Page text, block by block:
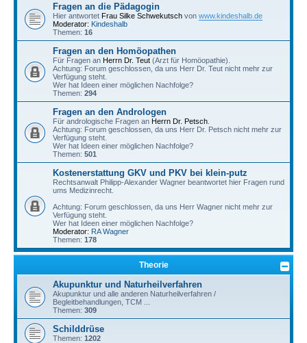
Fragen an die Pädagogin
Hier antwortet Frau Silke Schwekutsch von www.kindeshalb.de
Moderator: Kindeshalb
Themen: 16
Fragen an den Homöopathen
Für Fragen an Herrn Dr. Teut (Arzt für Homöopathie).
Achtung: Forum geschlossen, da uns Herr Dr. Teut nicht mehr zur
Verfügung steht.
Wer hat Ideen einer möglichen Nachfolge?
Themen: 294
Fragen an den Andrologen
Für andrologische Fragen an Herrn Dr. Petsch
Achtung: Forum geschlossen, da uns Herr Dr. Petsch nicht mehr zur
Verfügung steht.
Wer hat Ideen einer möglichen Nachfolge?
Themen: 501
Kostenerstattung GKV und PKV bei klein-putz
Rechtsanwalt Philipp-Alexander Wagner beantwortet hier Fragen rund
ums Medizinrecht.
Achtung: Forum geschlossen, da uns Herr Wagner nicht mehr zur
Verfügung steht.
Wer hat Ideen einer möglichen Nachfolge?
Moderator: RA Wagner
Themen: 178
Theorie
Akupunktur und Naturheilverfahren
Akupunktur und alle anderen Naturheilverfahren /
Begleitbehandlungen, TCM ...
Themen: 309
Schilddrüse
Themen: 1202